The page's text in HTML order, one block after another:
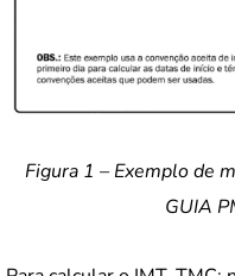
Figura 1 – Exemplo de
GUIA